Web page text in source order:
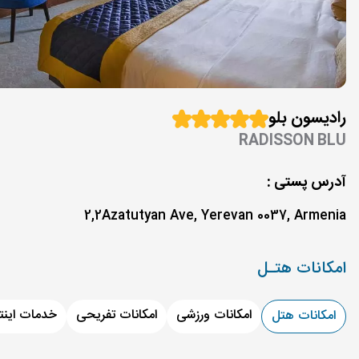
رادیسون بلو
RADISSON BLU
آدرس پستی :
2,2Azatutyan Ave, Yerevan 0037, Armenia
امکانات هتـل
امکانات هتل امکانات ورزشی امکانات تفریحی خدمات